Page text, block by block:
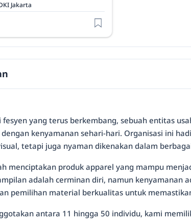
Jakarta
yang terus berkembang, sebuah entitas
kenyamanan sehari-hari. Organisasi ini
tetapi juga nyaman dikenakan dalam
menciptakan produk apparel yang mampu
adalah cerminan diri, namun kenyamanan
pemilihan material berkualitas untuk
antara 11 hingga 50 individu, kami